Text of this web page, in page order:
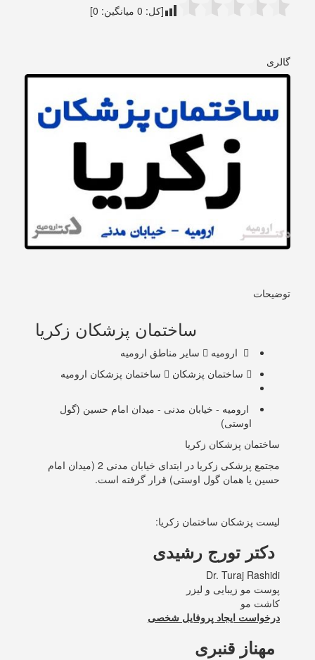
[کل: 0 میانگین: 0
]
گالری
توضیحات
ساختمان پزشکان زکریا
ارومیه
سایر مناطق ارومیه
ساختمان پزشکان
ساختمان پزشکان ارومیه
ارومیه - خیابان مدنی - میدان امام حسین (گول
اوستی)
ساختمان پزشکان زکریا
مجتمع پزشکی زکریا در ابتدای خیابان مدنی 2 (میدان امام
حسین یا همان گول اوستی) قرار گرفته است.
لیست پزشکان ساختمان زکریا:
دکتر تورج رشیدی
Dr. Turaj Rashidi
پوست مو زیبایی و لیزر
کاشت مو
درخواست ایجاد پروفایل شخصی
مهناز قنبری